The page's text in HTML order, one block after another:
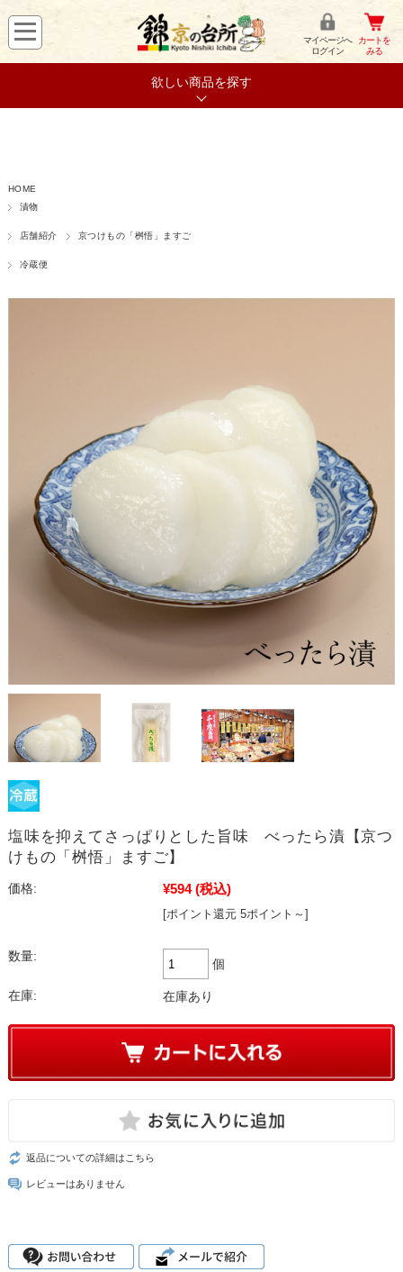
マイページへ
ログイン
カートを
みる
欲しい商品を探す
HOME
漬物
店舗紹介 京つけもの「桝悟」ますご
冷蔵便
塩味を抑えてさっぱりとした旨味 べったら漬【京つ
けもの「桝悟」ますご】
価格: ¥594 (税込)
[ポイント還元 5ポイント～]
数量:
個
在庫: 在庫あり
返品についての詳細はこちら
レビューはありません